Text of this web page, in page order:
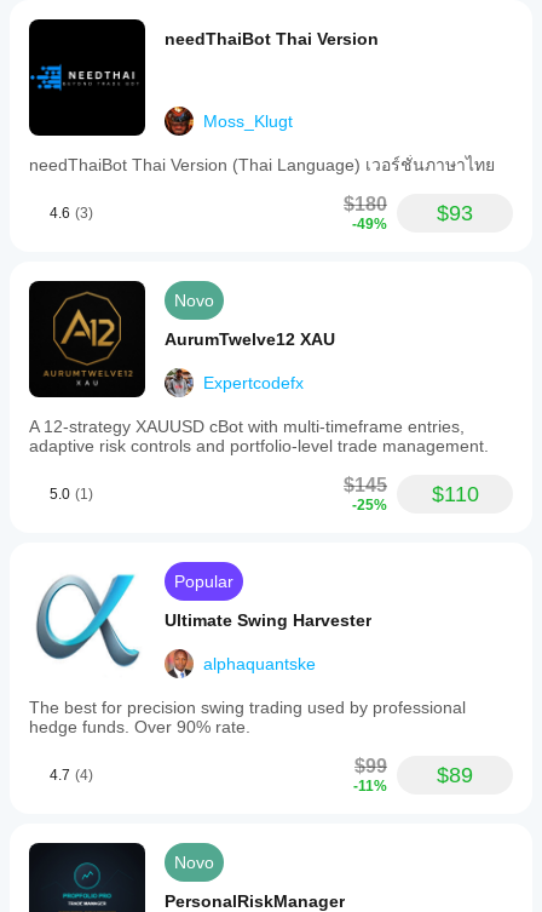
needThaiBot Thai Version
Moss_Klugt
needThaiBot Thai Version (Thai Language) เวอร์ชั่นภาษาไทย
4.6 (3) $180
-49% $93
Novo
AurumTwelve12 XAU
Expertcodefx
A 12-strategy XAUUSD cBot with multi-timeframe entries,
adaptive risk controls and portfolio-level trade management.
5.0 (1) $145
-25% $110
Popular
Ultimate Swing Harvester
alphaquantske
The best for precision swing trading used by professional
hedge funds. Over 90% rate.
4.7 (4) $99
-11% $89
Novo
PersonalRiskManager